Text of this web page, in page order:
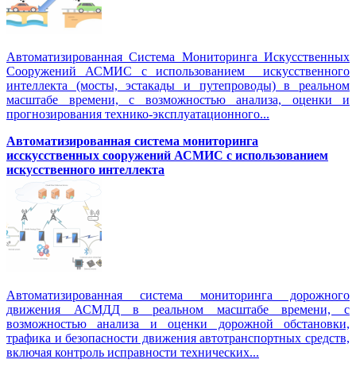
Автоматизированная Система Мониторинга Искусственных
Сооружений АСМИС с использованием искусственного
интеллекта (мосты, эстакады и путепроводы) в реальном
масштабе времени, с возможностью анализа, оценки и
прогнозирования технико-эксплуатационного...
Автоматизированная система мониторинга
исскусственных сооружений АСМИС с использованием
искусственного интеллекта
Автоматизированная система мониторинга дорожного
движения АСМДД в реальном масштабе времени, с
возможностью анализа и оценки дорожной обстановки,
трафика и безопасности движения автотранспортных средств,
включая контроль исправности технических...